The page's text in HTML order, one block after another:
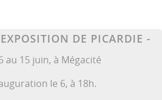
DE PICARDIE -
au 15 juin, à Mégacité
le 6, à 18h.